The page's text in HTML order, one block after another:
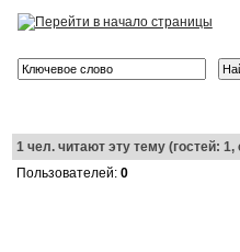
1чел. читают эту тему (гостей:
Пользователей: 0